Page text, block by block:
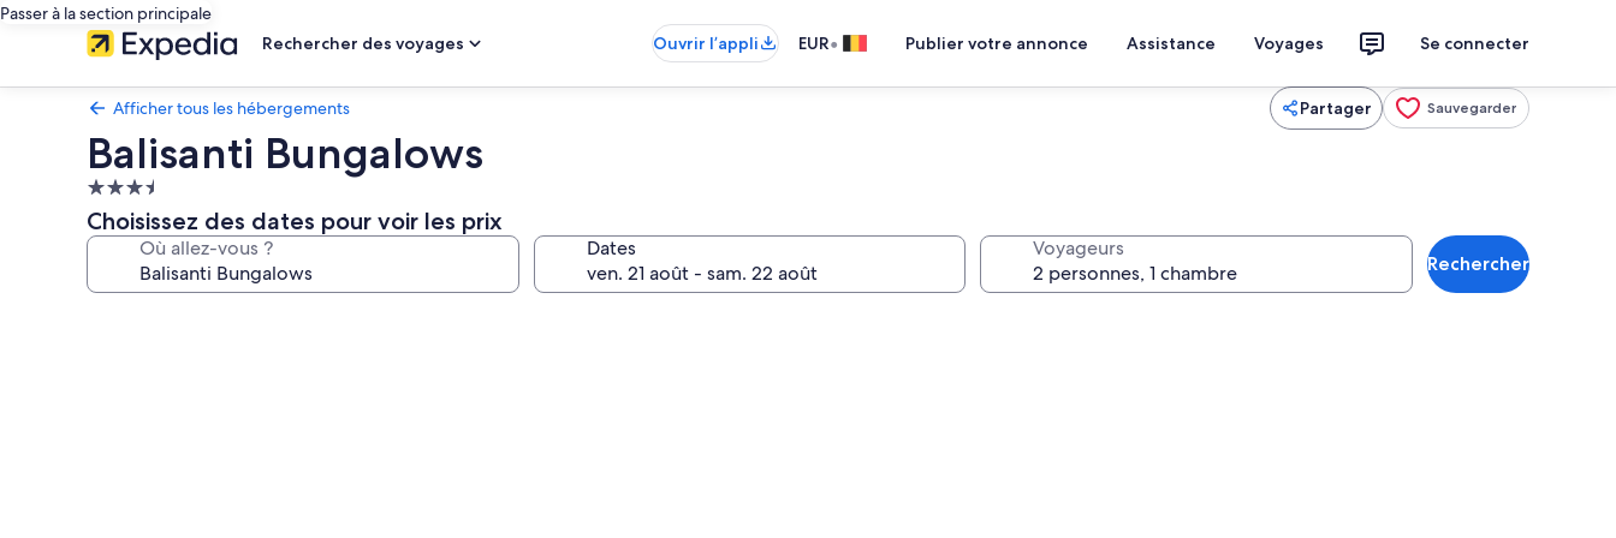
Passer à la section principale
Rechercher des voyages
Ouvrir l’appli EUR• Publier votre annonce Assistance Voyages Se connecter
Afficher tous les hébergements Partager Sauvegarder
Balisanti Bungalows
Hébergement
3.5 étoiles
Choisissez des dates pour voir les prix
Où allez-vous ? Dates Voyageurs
Rechercher